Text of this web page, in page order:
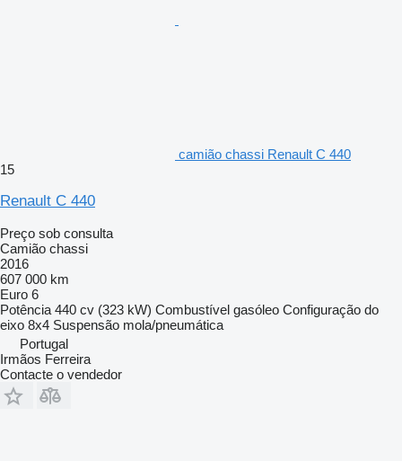
camião chassi Renault C 440
15
Renault C 440
Preço sob consulta
Camião chassi
2016
607 000 km
Euro 6
Potência 440 cv (323 kW) Combustível gasóleo Configuração do
eixo 8x4 Suspensão mola/pneumática
Portugal
Irmãos Ferreira
Contacte o vendedor